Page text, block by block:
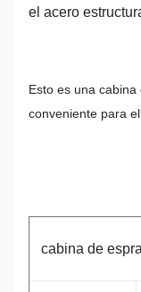
el acero
Esto es una
conveniente para
cabina de